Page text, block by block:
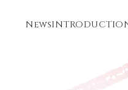
News